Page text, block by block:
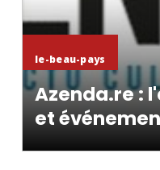
le-beau-pays
Azenda.re :
et